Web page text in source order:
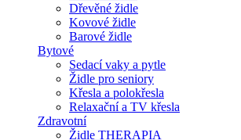
Dřevěné židle
Kovové židle
Barové židle
Bytové
Sedací vaky a pytle
Židle pro seniory
Křesla a polokřesla
Relaxační a TV křesla
Zdravotní
Židle THERAPIA